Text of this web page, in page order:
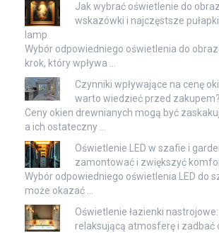
Jak wybrać oświetlenie do
wskazówki i najczęstsze
lamp
Wybór odpowiedniego oświetlenia do
krok, który wpływa …
Czynniki wpływające na cenę
warto wiedzieć przed zakupem?
Ceny okien drewnianych mogą być
a ich ostateczny …
Oświetlenie LED w szafie i
zamontować i zwiększyć
Wybór odpowiedniego oświetlenia LED do
może okazać …
Oświetlenie łazienki
relaksującą atmosferę i zadbać